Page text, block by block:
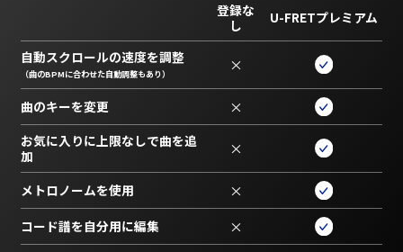
登録な
し
U-FRETプレミアム
自動スクロールの速度を調整
（曲のBPMに合わせた自動調整もあり） ×
曲のキーを変更 ×
お気に入りに上限なしで曲を追
加
×
メトロノームを使用 ×
コード譜を自分用に編集 ×